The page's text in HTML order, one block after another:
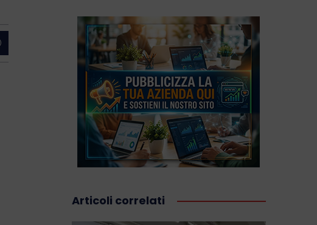
Articoli correlati